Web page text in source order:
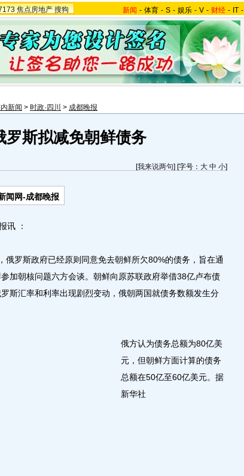
焦点房地产 搜狗 新闻 - 体育 - S - 娱乐 - V - 财经 - IT -
内新闻 > 时政·四川 > 成都晚报
罗斯拟减免朝鲜债务
[我来说两句] [字号： 大 中 小]
闻网-成都晚报
讯 ：
罗斯政府已经原则同意免去朝鲜所欠80%的债务，旨在通
加朝核问题六方会谈。朝鲜向原苏联政府举借38亿卢布债
斯汇率和利率出现剧烈变动，俄朝两国就债务数额发生分
俄方认为债务总额为80亿美
元，但朝鲜方面计算的债务
总额在50亿至60亿美元。据
新华社